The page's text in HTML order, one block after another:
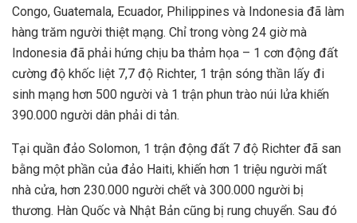
Congo, Guatemala, Ecuador, Philippines và Indonesia đã làm
hàng trăm người thiệt mạng. Chỉ trong vòng 24 giờ mà
Indonesia đã phải hứng chịu ba thảm họa – 1 cơn động đất
cường độ khốc liệt 7,7 độ Richter, 1 trận sóng thần lấy đi
sinh mạng hơn 500 người và 1 trận phun trào núi lửa khiến
390.000 người dân phải di tản.
Tại quần đảo Solomon, 1 trận động đất 7 độ Richter đã san
bằng một phần của đảo Haiti, khiến hơn 1 triệu người mất
nhà cửa, hơn 230.000 người chết và 300.000 người bị
thương. Hàn Quốc và Nhật Bản cũng bị rung chuyển. Sau đó